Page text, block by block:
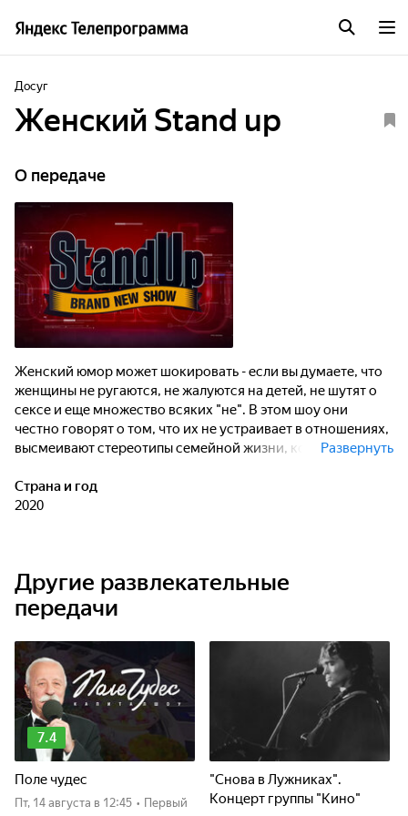
Досуг
Женский Stand up
О передаче
Женский юмор может шокировать - если вы думаете, что
женщины не ругаются, не жалуются на детей, не шутят о
сексе и еще множество всяких "не". В этом шоу они
честно говорят о том, что их не устраивает в отношениях,
высмеивают стереотипы семейной жизни, которые
откровенно заявляют о том, что быть хорошей матерью
вообще-то очень сложно, и о том, как важно в замужестве
Развернуть
Страна и год
2020
Другие развлекательные
передачи
7.4
Поле чудес
пт, 14 августа в 12:45 • Первый
"Снова в Лужниках".
Концерт группы "Кино"